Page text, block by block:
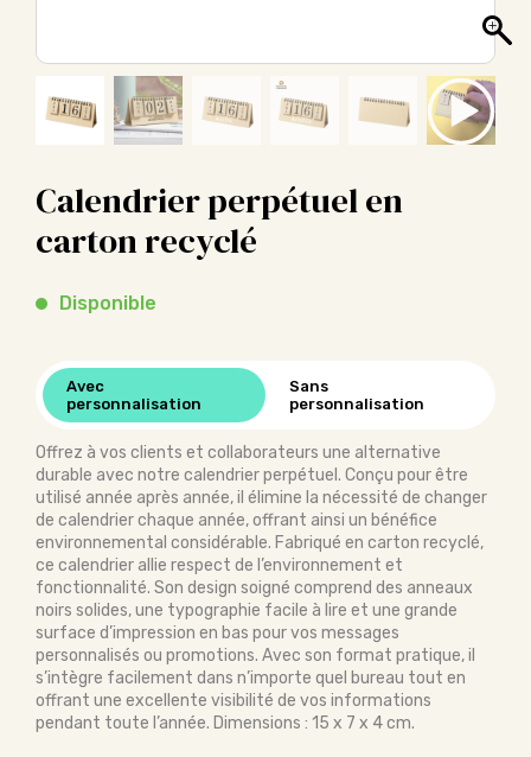
Calendrier perpétuel en
carton recyclé
Disponible
Avec
personnalisation
Sans
personnalisation
Offrez à vos clients et collaborateurs une alternative
durable avec notre calendrier perpétuel. Conçu pour être
utilisé année après année, il élimine la nécessité de changer
de calendrier chaque année, offrant ainsi un bénéfice
environnemental considérable. Fabriqué en carton recyclé,
ce calendrier allie respect de l’environnement et
fonctionnalité. Son design soigné comprend des anneaux
noirs solides, une typographie facile à lire et une grande
surface d’impression en bas pour vos messages
personnalisés ou promotions. Avec son format pratique, il
s’intègre facilement dans n’importe quel bureau tout en
offrant une excellente visibilité de vos informations
pendant toute l’année. Dimensions : 15 x 7 x 4 cm.